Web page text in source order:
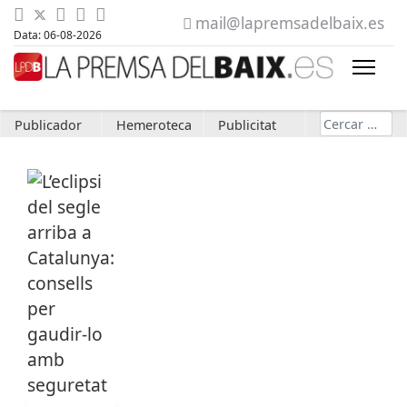
Data: 06-08-2026
mail@lapremsadelbaix.es
Publicador Hemeroteca Publicitat Cerca